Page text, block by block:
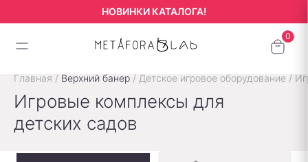
НОВИНКИ КАТАЛОГА!
Главная / Верхний банер / Детское игровое оборудование /
Игровые комплексы для
детских садов